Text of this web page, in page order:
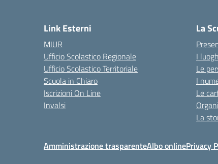
Link Esterni
MIUR
Ufficio Scolastico Regionale
Ufficio Scolastico Territoriale
Scuola in Chiaro
Iscrizioni On Line
Invalsi
La
I
Le
I
Le
La
Amministrazione trasparenteAlbo onlinePrivacy